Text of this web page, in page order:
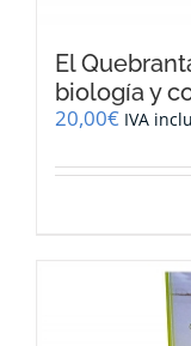
El
biología y
20,00€ IVA